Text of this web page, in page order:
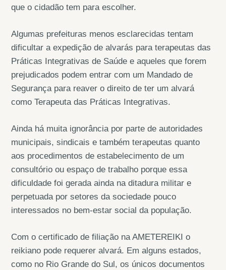
que o cidadão tem para escolher.
Algumas prefeituras menos esclarecidas tentam
dificultar a expedição de alvarás para terapeutas das
Práticas Integrativas de Saúde e aqueles que forem
prejudicados podem entrar com um Mandado de
Segurança para reaver o direito de ter um alvará
como Terapeuta das Práticas Integrativas.
Ainda há muita ignorância por parte de autoridades
municipais, sindicais e também terapeutas quanto
aos procedimentos de estabelecimento de um
consultório ou espaço de trabalho porque essa
dificuldade foi gerada ainda na ditadura militar e
perpetuada por setores da sociedade pouco
interessados no bem-estar social da população.
Com o certificado de filiação na AMETEREIKI o
reikiano pode requerer alvará. Em alguns estados,
como no Rio Grande do Sul, os únicos documentos